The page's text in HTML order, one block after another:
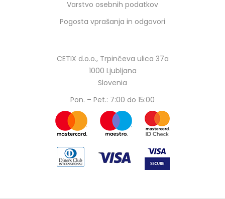
Varstvo osebnih podatkov
Pogosta vprašanja in odgovori
CETIX d.o.o., Trpinčeva ulica 37a
1000 Ljubljana
Slovenia
Pon. – Pet.: 7:00 do 15:00